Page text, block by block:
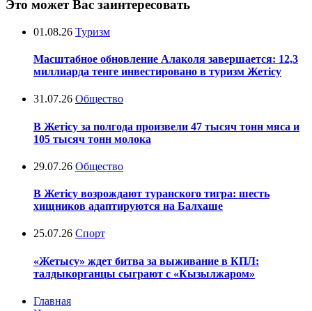
Это может Вас заинтересовать
01.08.26 Туризм
Масштабное обновление Алаколя завершается: 12,3
миллиарда тенге инвестировано в туризм Жетісу
31.07.26 Общество
В Жетісу за полгода произвели 47 тысяч тонн мяса и
105 тысяч тонн молока
29.07.26 Общество
В Жетісу возрождают туранского тигра: шесть
хищников адаптируются на Балхаше
25.07.26 Спорт
«Жетысу» ждет битва за выживание в КПЛ:
талдыкорганцы сыграют с «Кызылжаром»
Главная